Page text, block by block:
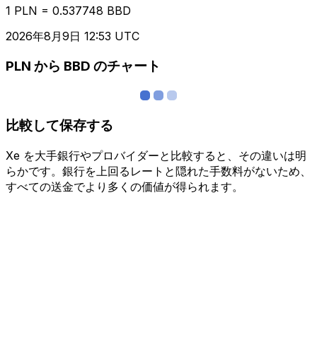
1 PLN = 0.537748 BBD
2026年8月9日 12:53 UTC
PLN から BBD のチャート
比較して保存する
Xe を大手銀行やプロバイダーと比較すると、その違いは明
らかです。銀行を上回るレートと隠れた手数料がないため、
すべての送金でより多くの価値が得られます。